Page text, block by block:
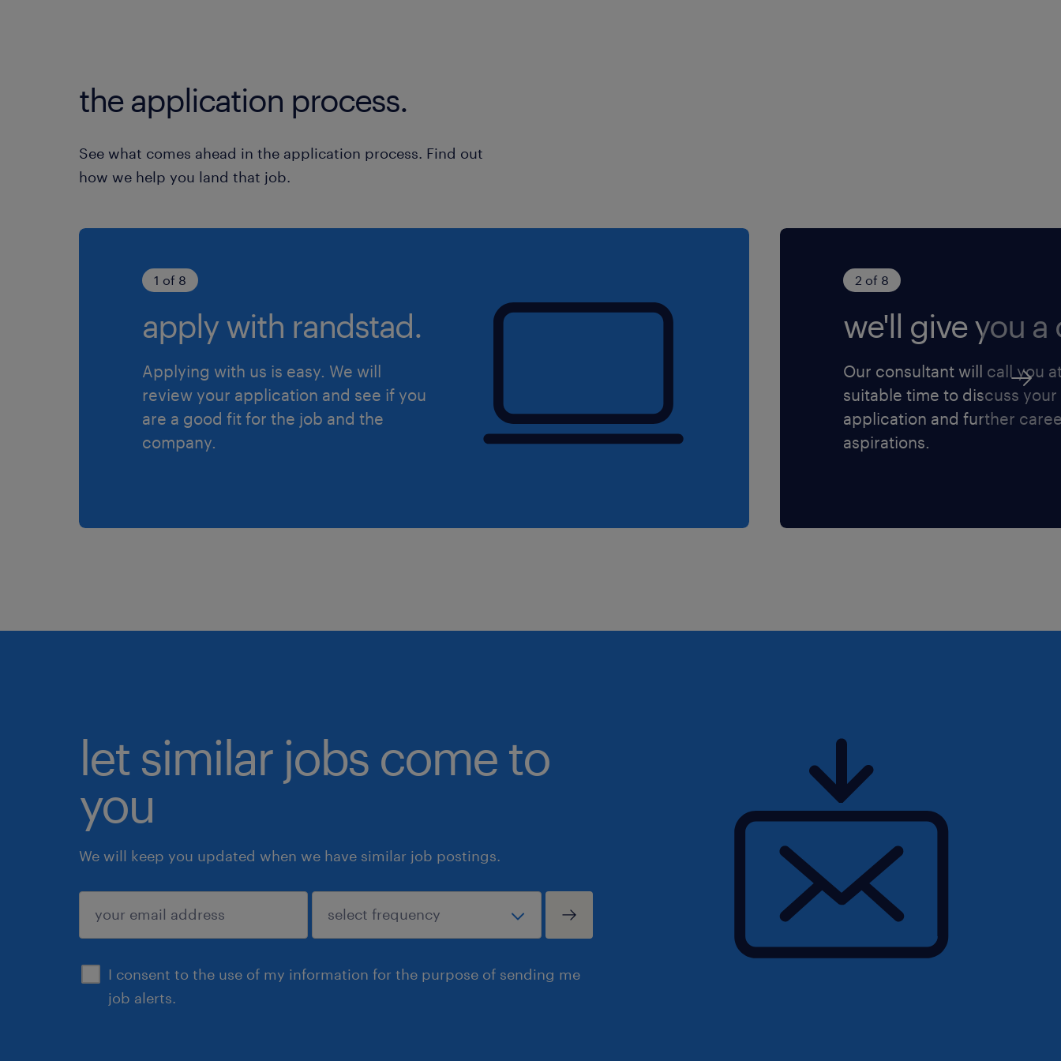
the application process.
See what comes ahead in the application process. Find out
how we help you land that job.
1 of 8
apply with randstad.
Applying with us is easy. We will
review your application and see if you
are a good fit for the job and the
company.
2 of 8
we'll give you a
Our consultant will call you
suitable time to discuss your
application and further
aspirations.
let similar jobs come to
you
We will keep you updated when we have similar job postings.
I consent to the use of my information for the purpose of sending me
job alerts.
submit